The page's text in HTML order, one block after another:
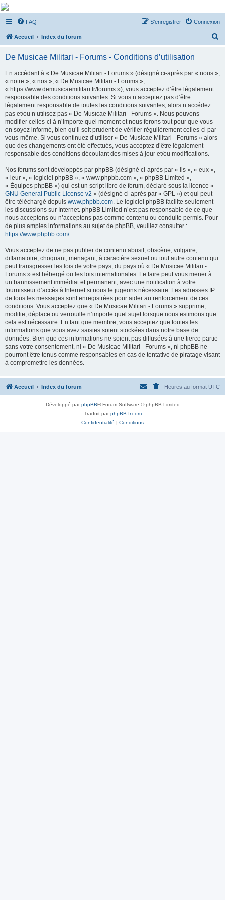
De Musicae Militari -
Forums
Forums de discussions
FAQ Connexion
S’enregistrer
Accueil Index du forum
De Musicae Militari - Forums - Conditions d’utilisation
En accédant à « De Musicae Militari - Forums » (désigné ci-après par « nous »,
« notre », « nos », « De Musicae Militari - Forums »,
« https://www.demusicaemilitari.fr/forums »), vous acceptez d’être légalement
responsable des conditions suivantes. Si vous n’acceptez pas d’être
légalement responsable de toutes les conditions suivantes, alors n’accédez
pas et/ou n’utilisez pas « De Musicae Militari - Forums ». Nous pouvons
modifier celles-ci à n’importe quel moment et nous ferons tout pour que vous
en soyez informé, bien qu’il soit prudent de vérifier régulièrement celles-ci par
vous-même. Si vous continuez d’utiliser « De Musicae Militari - Forums » alors
que des changements ont été effectués, vous acceptez d’être légalement
responsable des conditions découlant des mises à jour et/ou modifications.
Nos forums sont développés par phpBB (désigné ci-après par « ils », « eux »,
« leur », « logiciel phpBB », « www.phpbb.com », « phpBB Limited »,
« Équipes phpBB ») qui est un script libre de forum, déclaré sous la licence «
GNU General Public License v2 » (désigné ci-après par « GPL ») et qui peut
être téléchargé depuis www.phpbb.com. Le logiciel phpBB facilite seulement
les discussions sur Internet. phpBB Limited n’est pas responsable de ce que
nous acceptons ou n’acceptons pas comme contenu ou conduite permis. Pour
de plus amples informations au sujet de phpBB, veuillez consulter :
https://www.phpbb.com/.
Vous acceptez de ne pas publier de contenu abusif, obscène, vulgaire,
diffamatoire, choquant, menaçant, à caractère sexuel ou tout autre contenu qui
peut transgresser les lois de votre pays, du pays où « De Musicae Militari -
Forums » est hébergé ou les lois internationales. Le faire peut vous mener à
un bannissement immédiat et permanent, avec une notification à votre
fournisseur d’accès à Internet si nous le jugeons nécessaire. Les adresses IP
de tous les messages sont enregistrées pour aider au renforcement de ces
conditions. Vous acceptez que « De Musicae Militari - Forums » supprime,
modifie, déplace ou verrouille n’importe quel sujet lorsque nous estimons que
cela est nécessaire. En tant que membre, vous acceptez que toutes les
informations que vous avez saisies soient stockées dans notre base de
données. Bien que ces informations ne soient pas diffusées à une tierce partie
sans votre consentement, ni « De Musicae Militari - Forums », ni phpBB ne
pourront être tenus comme responsables en cas de tentative de piratage visant
à compromettre les données.
Accueil Index du forum Heures au format UTC
Développé parphpBB® Forum Software © phpBB Limited
Traduit parphpBB-fr.com
Confidentialité | Conditions